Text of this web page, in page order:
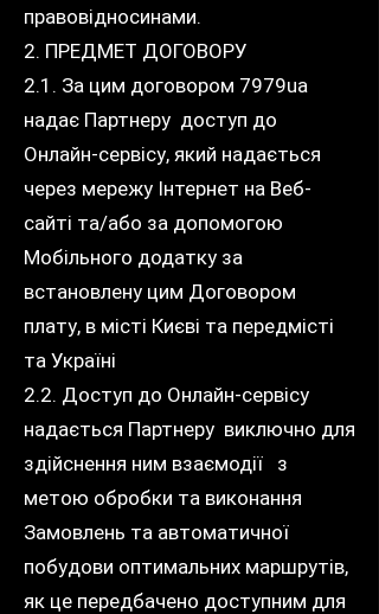
правовідносинами.
2. ПРЕДМЕТ ДОГОВОРУ
2.1. За цим договором 7979ua
надає Партнеру доступ до
Онлайн-сервісу, який надається
через мережу Інтернет на Веб-
сайті та/або за допомогою
Мобільного додатку за
встановлену цим Договором
плату, в місті Києві та передмісті
та Україні
2.2. Доступ до Онлайн-сервісу
надається Партнеру виключно для
здійснення ним взаємодії з
метою обробки та виконання
Замовлень та автоматичної
побудови оптимальних маршрутів,
як це передбачено доступним для